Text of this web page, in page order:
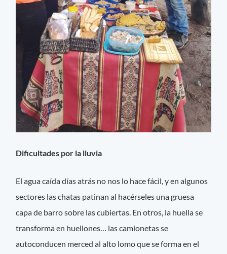
Dificultades por la lluvia
El agua caída días atrás no nos lo hace fácil, y en algunos
sectores las chatas patinan al hacérseles una gruesa
capa de barro sobre las cubiertas. En otros, la huella se
transforma en huellones… las camionetas se
autoconducen merced al alto lomo que se forma en el